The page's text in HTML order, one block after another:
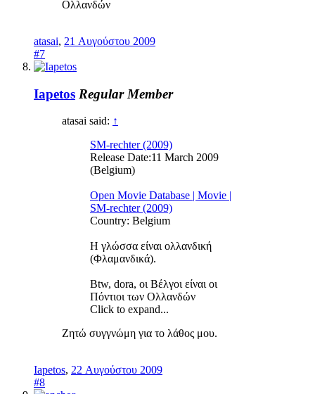
Ολλανδών
atasai, 21 Αυγούστου 2009
#7
Iapetos Regular Member
atasai said: ↑
SM-rechter (2009)
Release Date:11 March 2009
(Belgium)
Open Movie Database | Movie |
SM-rechter (2009)
Country: Belgium
Η γλώσσα είναι oλλανδική
(Φλαμανδικά).
Btw, dora, οι Βέλγοι είναι οι
Πόντιοι των Ολλανδών
Click to expand...
Ζητώ συγγνώμη για το λάθος μου.
Iapetos, 22 Αυγούστου 2009
#8